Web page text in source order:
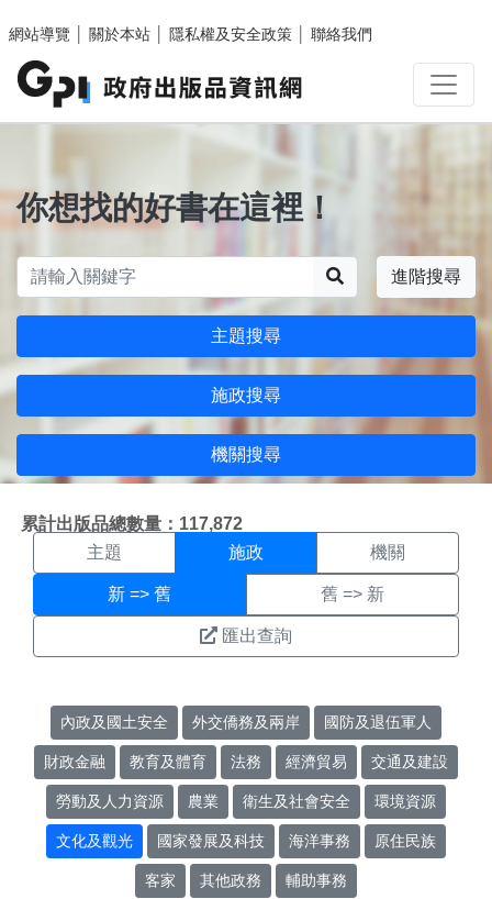
網站導覽
關於本站 隱私權及安全政策 聯絡我們
你想找的好書在這裡！
進階搜尋
主題搜尋
施政搜尋
機關搜尋
累計出版品總數量：117,872
施政搜尋結果頁面
主題 施政 機關
新 => 舊 舊 => 新
匯出查詢
內政及國土安全 外交僑務及兩岸 國防及退伍軍人
財政金融 教育及體育 法務 經濟貿易 交通及建設
勞動及人力資源 農業 衛生及社會安全 環境資源
文化及觀光 國家發展及科技 海洋事務 原住民族
客家 其他政務 輔助事務